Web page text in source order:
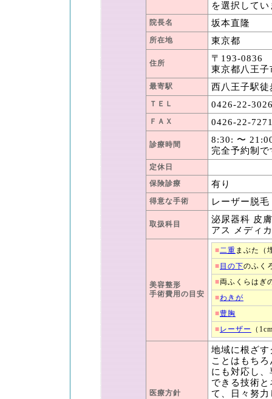
を選択して
院長名 坂本直隆
所在地 東京都
住所
〒193-0836
東京都八王子
最寄駅 西八王子駅徒
ＴＥＬ 0426-22-
ＦＡＸ 0426-22-
診療時間
8:30: 〜
完全予約制で
定休日
保険診療
有り
得意な手術 レーザー脱毛
取扱科目
泌尿器科 皮
アス メディ
美容整形
手術費用の目安
■二重 まぶた（
■ 目の下のふく
■両ふくらはぎ
■わきが
■豊胸
■レーザー （
医療方針
地域に根ざ
ことはもち
にも対応し
できる技術
て、日々努